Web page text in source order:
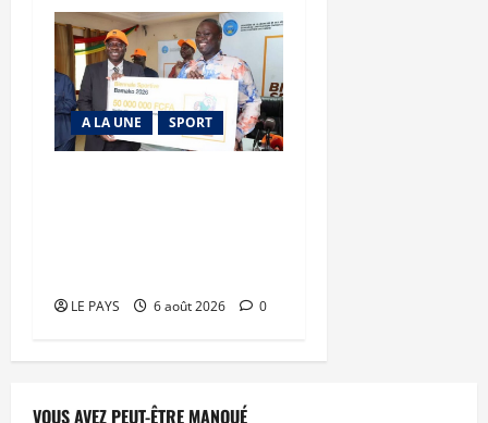
A LA UNE SPORT
LE PAYS 6 août 2026 0
VOUS AVEZ PEUT-ÊTRE MANQUÉ